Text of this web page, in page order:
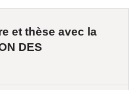
etthèse avec la
DES